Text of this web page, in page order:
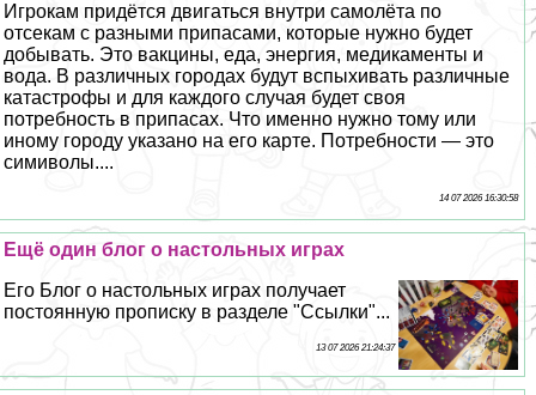
Игрокам придётся двигаться внутри самолёта по
отсекам с разными припасами, которые нужно будет
добывать. Это вакцины, еда, энергия, медикаменты и
вода. В различных городах будут вспыхивать различные
катастрофы и для каждого случая будет своя
потребность в припасах. Что именно нужно тому или
иному городу указано на его карте. Потребности — это
симиволы....
14 07 2026 16:30:58
Ещё один блог о настольных играх
Его Блог о настольных играх получает
постоянную прописку в разделе "Ссылки"...
13 07 2026 21:24:37